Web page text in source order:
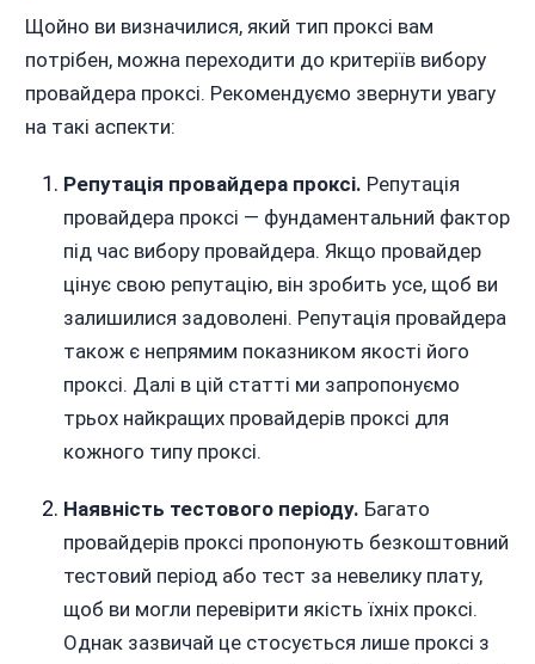
Щойно ви визначилися, який тип проксі вам
потрібен, можна переходити до критеріїв вибору
провайдера проксі. Рекомендуємо звернути увагу
на такі аспекти:
Репутація провайдера проксі. Репутація
провайдера проксі — фундаментальний фактор
під час вибору провайдера. Якщо провайдер
цінує свою репутацію, він зробить усе, щоб ви
залишилися задоволені. Репутація провайдера
також є непрямим показником якості його
проксі. Далі в цій статті ми запропонуємо
трьох найкращих провайдерів проксі для
кожного типу проксі.
Наявність тестового періоду. Багато
провайдерів проксі пропонують безкоштовний
тестовий період або тест за невелику плату,
щоб ви могли перевірити якість їхніх проксі.
Однак зазвичай це стосується лише проксі з